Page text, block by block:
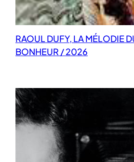
RAOUL DUFY, LA MÉLODIE
BONHEUR / 2026